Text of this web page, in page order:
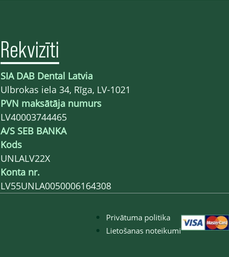
Rekvizīti
SIA DAB Dental Latvia
Ulbrokas iela 34, Rīga, LV-1021
PVN maksātāja numurs
LV40003744465
A/S SEB BANKA
Kods
UNLALV22X
Konta nr.
LV55UNLA0050006164308
Privātuma politika
Lietošanas noteikumi